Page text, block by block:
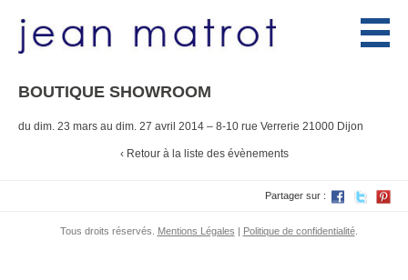
BOUTIQUE SHOWROOM
du dim. 23 mars au dim. 27 avril 2014 – 8-10 rue Verrerie 21000 Dijon
‹ Retour à la liste des évènements
Partager sur :
Tous droits réservés. Mentions Légales | Politique de confidentialité.